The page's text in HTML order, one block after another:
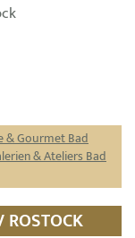
& Gourmet Bad
& Ateliers Bad
ROSTOCK